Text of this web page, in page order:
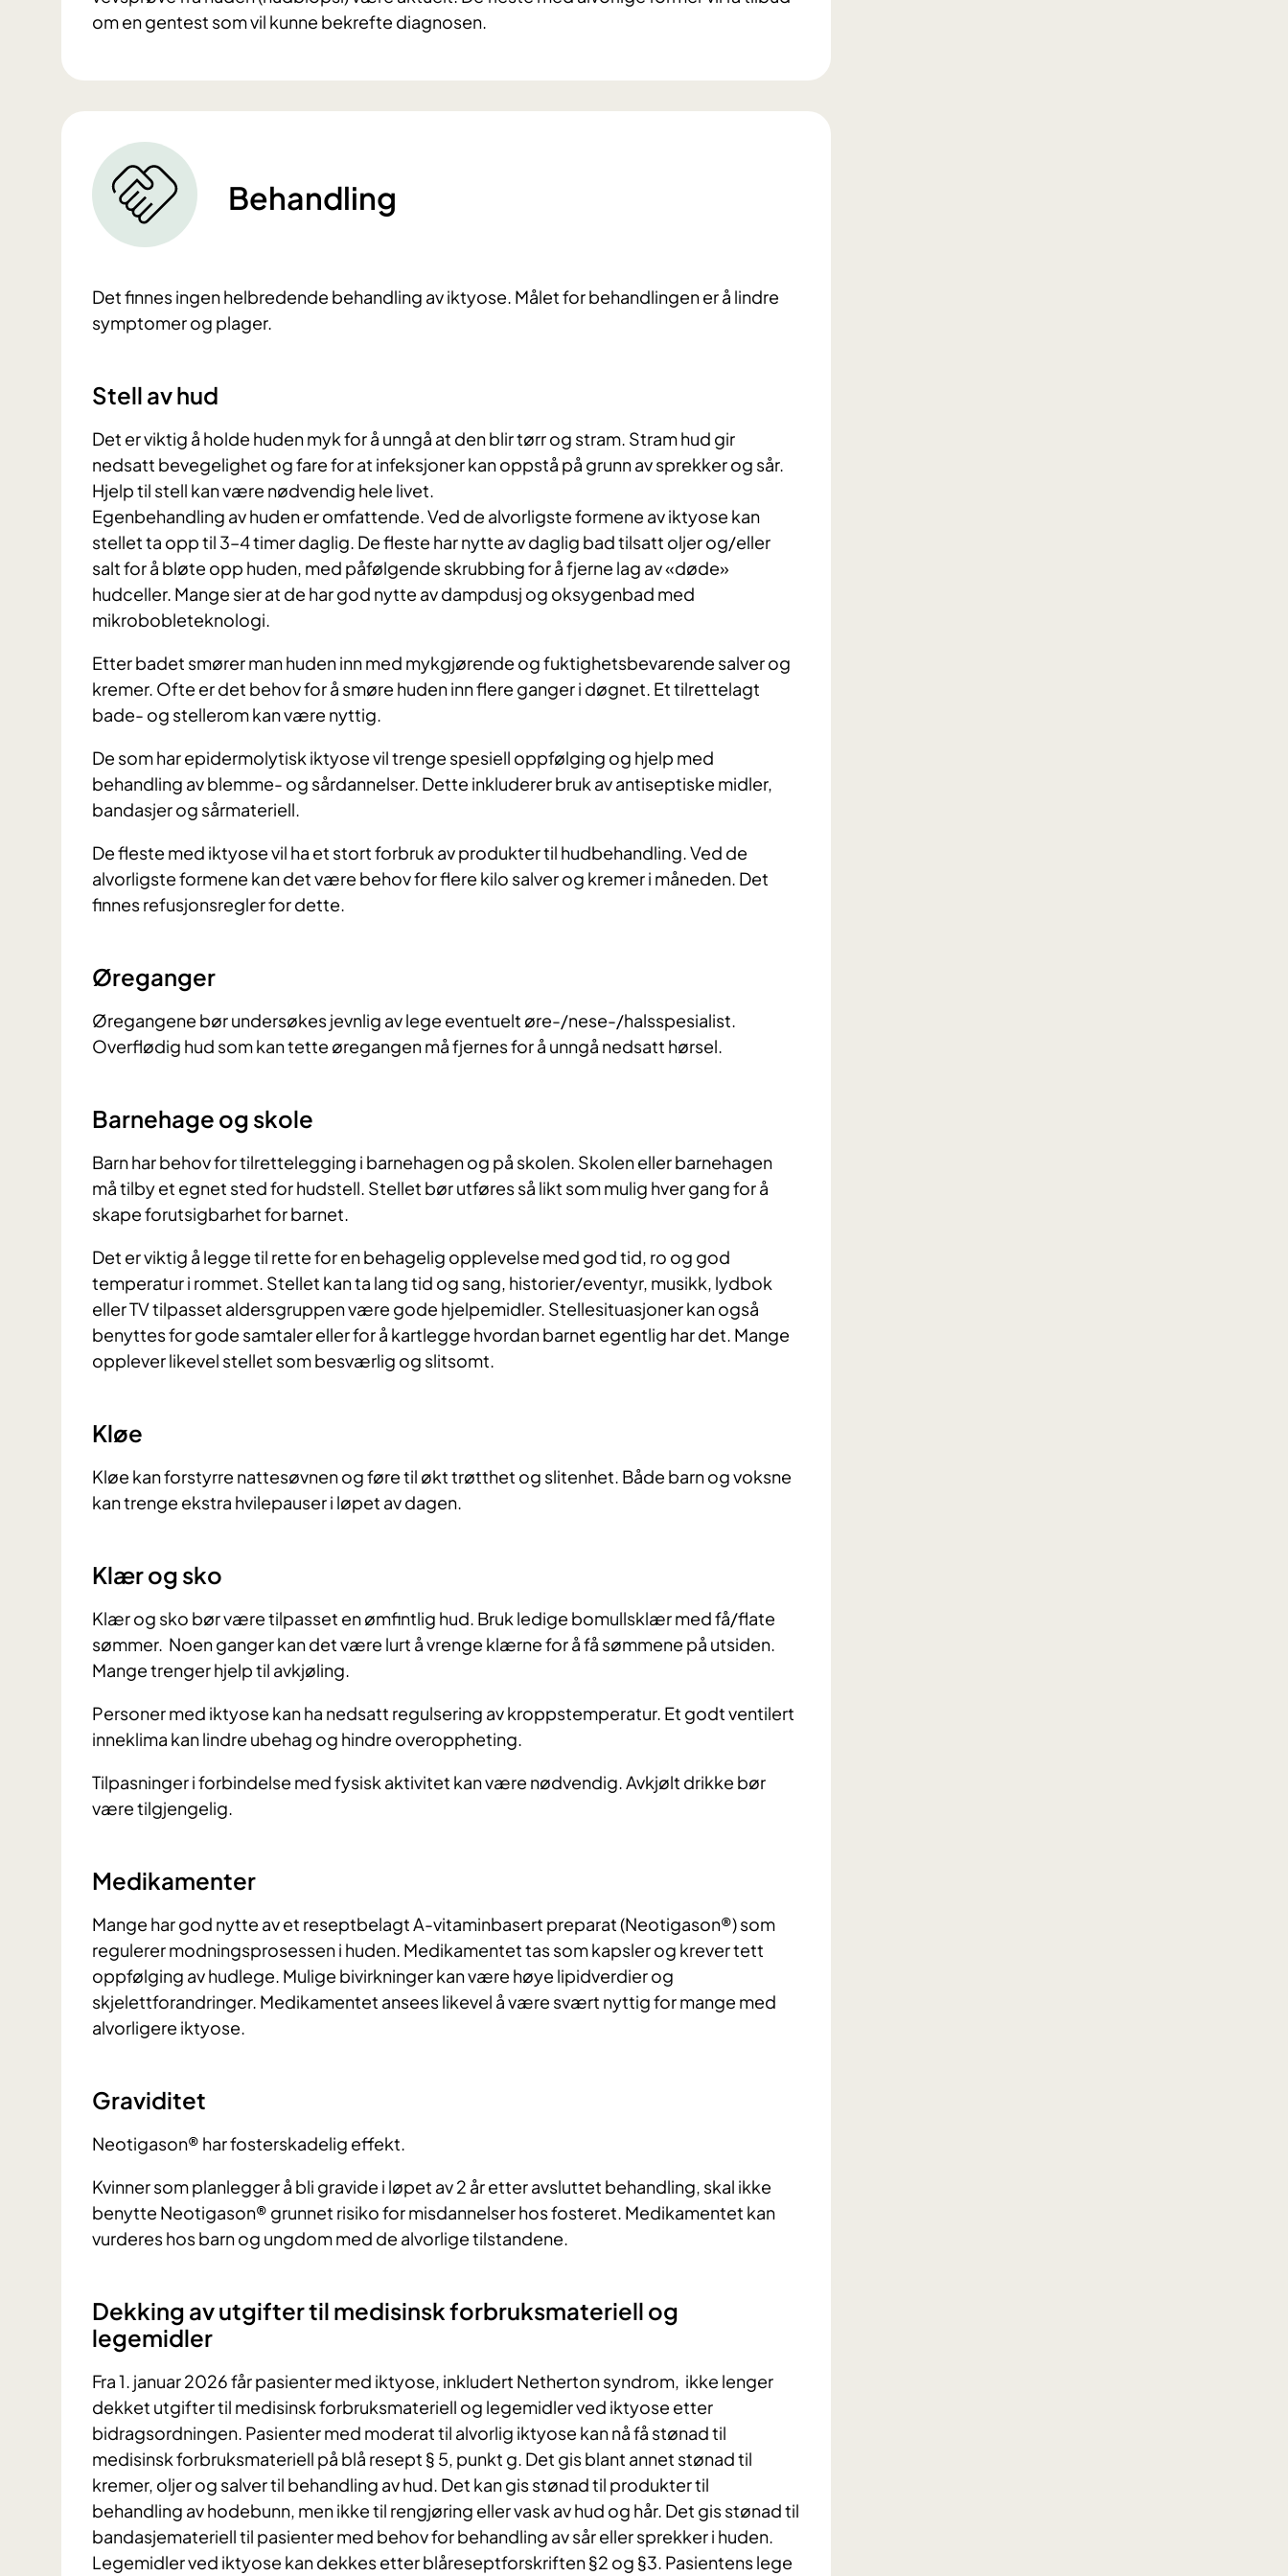
om en gentest som vil kunne bekrefte diagnosen.
Behandling
Det finnes ingen helbredende behandling av iktyose. Målet for behandlingen er å lindre
symptomer og plager.
Stell av hud
Det er viktig å holde huden myk for å unngå at den blir tørr og stram. Stram hud gir
nedsatt bevegelighet og fare for at infeksjoner kan oppstå på grunn av sprekker og sår.
Hjelp til stell kan være nødvendig hele livet.
Egenbehandling av huden er omfattende. Ved de alvorligste formene av iktyose kan
stellet ta opp til 3–4 timer daglig. De fleste har nytte av daglig bad tilsatt oljer og/eller
salt for å bløte opp huden, med påfølgende skrubbing for å fjerne lag av «døde»
hudceller. Mange sier at de har god nytte av dampdusj og oksygenbad med
mikrobobleteknologi.
Etter badet smører man huden inn med mykgjørende og fuktighetsbevarende salver og
kremer. Ofte er det behov for å smøre huden inn flere ganger i døgnet. Et tilrettelagt
bade- og stellerom kan være nyttig.
De som har epidermolytisk iktyose vil trenge spesiell oppfølging og hjelp med
behandling av blemme- og sårdannelser. Dette inkluderer bruk av antiseptiske midler,
bandasjer og sårmateriell.
De fleste med iktyose vil ha et stort forbruk av produkter til hudbehandling. Ved de
alvorligste formene kan det være behov for flere kilo salver og kremer i måneden. Det
finnes refusjonsregler for dette.
Øreganger
Øregangene bør undersøkes jevnlig av lege eventuelt øre-/nese-/halsspesialist.
Overflødig hud som kan tette øregangen må fjernes for å unngå nedsatt hørsel.
Barnehage og skole
Barn har behov for tilrettelegging i barnehagen og på skolen. Skolen eller barnehagen
må tilby et egnet sted for hudstell. Stellet bør utføres så likt som mulig hver gang for å
skape forutsigbarhet for barnet.
Det er viktig å legge til rette for en behagelig opplevelse med god tid, ro og god
temperatur i rommet. Stellet kan ta lang tid og sang, historier/eventyr, musikk, lydbok
eller TV tilpasset aldersgruppen være gode hjelpemidler. Stellesituasjoner kan også
benyttes for gode samtaler eller for å kartlegge hvordan barnet egentlig har det. Mange
opplever likevel stellet som besværlig og slitsomt.
Kløe
Kløe kan forstyrre nattesøvnen og føre til økt trøtthet og slitenhet. Både barn og voksne
kan trenge ekstra hvilepauser i løpet av dagen.
Klær og sko
Klær og sko bør være tilpasset en ømfintlig hud. Bruk ledige bomullsklær med få/flate
sømmer. Noen ganger kan det være lurt å vrenge klærne for å få sømmene på utsiden.
Mange trenger hjelp til avkjøling.
Personer med iktyose kan ha nedsatt regulsering av kroppstemperatur. Et godt ventilert
inneklima kan lindre ubehag og hindre overoppheting.
Tilpasninger i forbindelse med fysisk aktivitet kan være nødvendig. Avkjølt drikke bør
være tilgjengelig.
Medikamenter
Mange har god nytte av et reseptbelagt A-vitaminbasert preparat (Neotigason®) som
regulerer modningsprosessen i huden. Medikamentet tas som kapsler og krever tett
oppfølging av hudlege. Mulige bivirkninger kan være høye lipidverdier og
skjelettforandringer. Medikamentet ansees likevel å være svært nyttig for mange med
alvorligere iktyose.
Graviditet
Neotigason® har fosterskadelig effekt.
Kvinner som planlegger å bli gravide i løpet av 2 år etter avsluttet behandling, skal ikke
benytte Neotigason® grunnet risiko for misdannelser hos fosteret. Medikamentet kan
vurderes hos barn og ungdom med de alvorlige tilstandene.
Dekking av utgifter til medisinsk forbruksmateriell og
legemidler
Fra 1. januar 2026 får pasienter med iktyose, inkludert Netherton syndrom, ikke lenger
dekket utgifter til medisinsk forbruksmateriell og legemidler ved iktyose etter
bidragsordningen. Pasienter med moderat til alvorlig iktyose kan nå få stønad til
medisinsk forbruksmateriell på blå resept § 5, punkt g. Det gis blant annet stønad til
kremer, oljer og salver til behandling av hud. Det kan gis stønad til produkter til
behandling av hodebunn, men ikke til rengjøring eller vask av hud og hår. Det gis stønad til
bandasjemateriell til pasienter med behov for behandling av sår eller sprekker i huden.
Legemidler ved iktyose kan dekkes etter blåreseptforskriften §2 og §3. Pasientens lege